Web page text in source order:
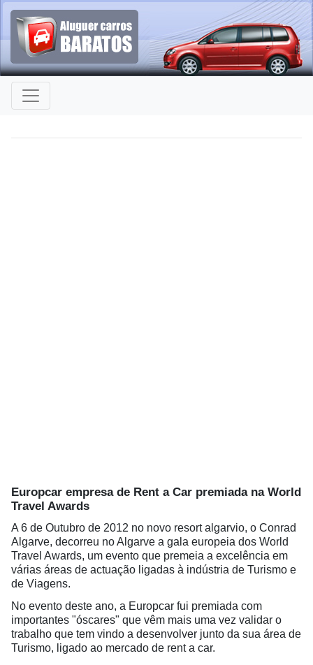
Europcar empresa de Rent a Car premiada na World
Travel Awards
A 6 de Outubro de 2012 no novo resort algarvio, o Conrad
Algarve, decorreu no Algarve a gala europeia dos World
Travel Awards, um evento que premeia a excelência em
várias áreas de actuação ligadas à indústria de Turismo e
de Viagens.
No evento deste ano, a Europcar fui premiada com
importantes "óscares" que vêm mais uma vez validar o
trabalho que tem vindo a desenvolver junto da sua área de
Turismo, ligado ao mercado de rent a car.